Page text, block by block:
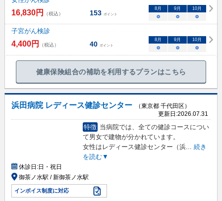
16,830円 （税込） 153 ポイント
8 月 9 月 10月
○ ○ ○
子宮がん検診
4,400円 （税込） 40 ポイント
8 月 9 月 10月
○ ○ ○
健康保険組合の補助を利用するプランはこちら
浜田病院 レディース健診センター
（東京都 千代田区）
更新日:2026.07.31
特徴 当病院では、全ての健診コースについ
て男女で建物が分かれています。
女性はレディース健診センター（浜... 続き
を読む▼
休診日:日・祝日
御茶ノ水駅 / 新御茶ノ水駅
インボイス制度に対応